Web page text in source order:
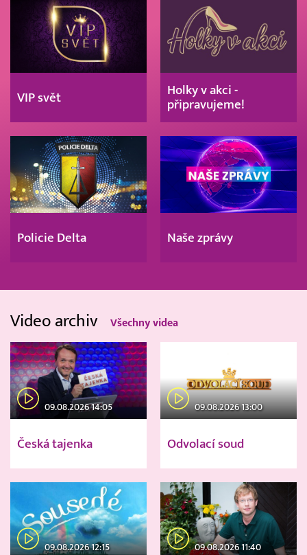
VIP svět
Holky v akci -
připravujeme!
Policie Delta Naše zprávy
Video archiv Všechny videa
09.08.2026 14:05
Česká tajenka
09.08.2026 13:00
Odvolací soud
09.08.2026 12:15 09.08.2026 11:40